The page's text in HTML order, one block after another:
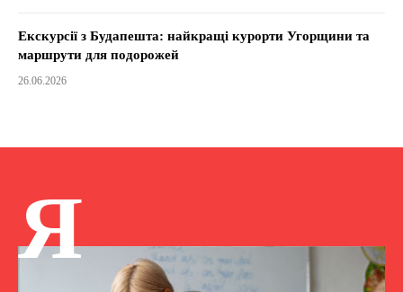
Екскурсії з Будапешта: найкращі курорти Угорщини та
маршрути для подорожей
26.06.2026
Я